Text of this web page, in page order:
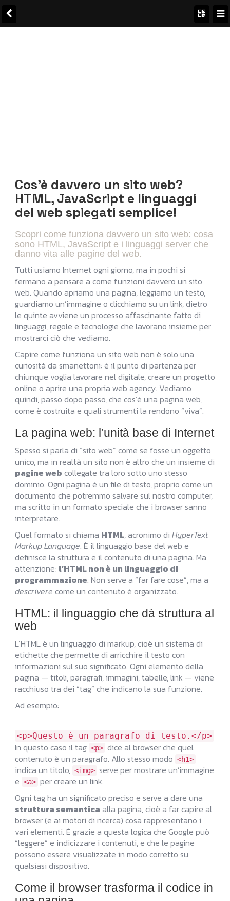
Cos’è davvero un sito web?
HTML, JavaScript e linguaggi
del web spiegati semplice!
Scopri come funziona davvero un sito web: cosa
sono HTML, JavaScript e i linguaggi server che
danno vita alle pagine del web.
Tutti usiamo Internet ogni giorno, ma in pochi si
fermano a pensare a come funzioni davvero un sito
web. Quando apriamo una pagina, leggiamo un testo,
guardiamo un’immagine o clicchiamo su un link, dietro
le quinte avviene un processo affascinante fatto di
linguaggi, regole e tecnologie che lavorano insieme per
mostrarci ciò che vediamo.
Capire come funziona un sito web non è solo una
curiosità da smanettoni: è il punto di partenza per
chiunque voglia lavorare nel digitale, creare un progetto
online o aprire una propria web agency. Vediamo
quindi, passo dopo passo, che cos’è una pagina web,
come è costruita e quali strumenti la rendono “viva”.
La pagina web: l’unità base di Internet
Spesso si parla di “sito web” come se fosse un oggetto
unico, ma in realtà un sito non è altro che un insieme di
pagine web collegate tra loro sotto uno stesso
dominio. Ogni pagina è un file di testo, proprio come un
documento che potremmo salvare sul nostro computer,
ma scritto in un formato speciale che i browser sanno
interpretare.
Quel formato si chiama HTML, acronimo di HyperText
Markup Language. È il linguaggio base del web e
definisce la struttura e il contenuto di una pagina. Ma
attenzione: l’HTML non è un linguaggio di
programmazione. Non serve a “far fare cose”, ma a
descrivere come un contenuto è organizzato.
HTML: il linguaggio che dà struttura al
web
L’HTML è un linguaggio di markup, cioè un sistema di
etichette che permette di arricchire il testo con
informazioni sul suo significato. Ogni elemento della
pagina — titoli, paragrafi, immagini, tabelle, link — viene
racchiuso tra dei “tag” che indicano la sua funzione.
Ad esempio:
<p>Questo è un paragrafo di testo. </p>
In questo caso il tag <p> dice al browser che quel
contenuto è un paragrafo. Allo stesso modo <h1>
indica un titolo, <img> serve per mostrare un’immagine
e <a> per creare un link.
Ogni tag ha un significato preciso e serve a dare una
struttura semantica alla pagina, cioè a far capire al
browser (e ai motori di ricerca) cosa rappresentano i
vari elementi. È grazie a questa logica che Google può
“leggere” e indicizzare i contenuti, e che le pagine
possono essere visualizzate in modo corretto su
qualsiasi dispositivo.
Come il browser trasforma il codice in